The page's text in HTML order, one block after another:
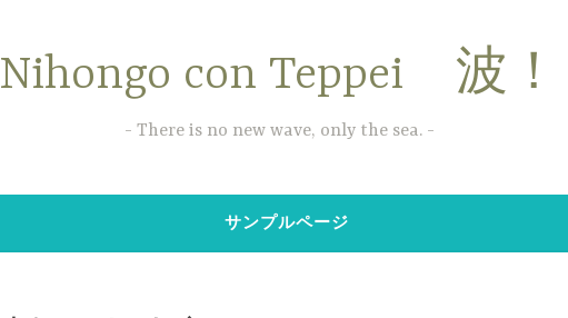
Nihongo con Teppei 波！
There is no new wave, only the sea.
サンプルページ